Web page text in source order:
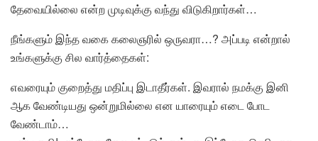
தேவையில்லை என்ற முடிவுக்கு வந்து விடுகிறார்கள்…
நீங்களும் இந்த வகை கலைஞரில் ஒருவரா…? அப்படி என்றால்
உங்களுக்கு சில வார்த்தைகள்:
எவரையும் குறைத்து மதிப்பு இடாதீர்கள். இவரால் நமக்கு இனி
ஆக வேண்டியது ஒன்றுமில்லை என யாரையும் எடை போட
வேண்டாம்…